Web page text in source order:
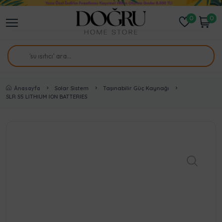
0 0
Anasayfa Solar Sistem
Taşınabilir Güç Kaynağı
SLR S5 LITHIUM ION BATTERIES